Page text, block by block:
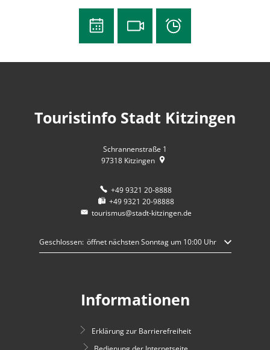
Touristinfo Stadt Kitzingen
Schrannenstraße 1
97318 Kitzingen
+49 9321 20-8888
+49 9321 20-98888
tourismus@stadt-kitzingen.de
Klicken, um weitere Öffnungs- oder Schließzeiten auszublenden
Geschlossen: öffnet nächsten Sonntag um 10:00 Uhr
Informationen
Erklärung zur Barrierefreiheit